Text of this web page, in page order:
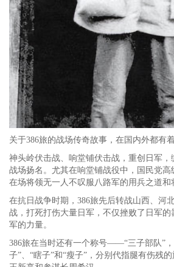
关于386旅的战场传奇故事，在国内外都有
神头岭伏击战、响堂铺伏击战，重创日军
战场扬名。尤其在响堂铺战役中，国民党高
在场将领无一人不叹服八路军的用兵之道和
在抗日战争时期，386旅先后转战山西、河
战，打死打伤大量日军，不仅挫败了日军
军的力量。
386旅在当时还有一个称号——“三子部队”，
子”、“瞎子”和“瘦子”，分别代指腿有伤残